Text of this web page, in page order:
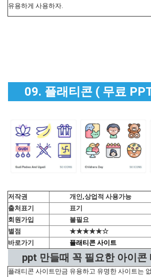
유용하게 사용하자.
09. 플래티콘 ( 무료
저작권
개인,상업적 사용가능
출처표기
표기
회원가입
불필요
별점
★★★★★☆
바로가기
플래티콘 사이트
ppt 만들때 꼭 필요한 아이콘
플래티콘 사이트만금 유용하고 유명한 사이트는